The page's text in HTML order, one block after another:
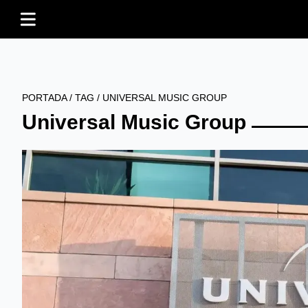
PORTADA/ TAG / UNIVERSAL MUSIC GROUP
Universal Music Group